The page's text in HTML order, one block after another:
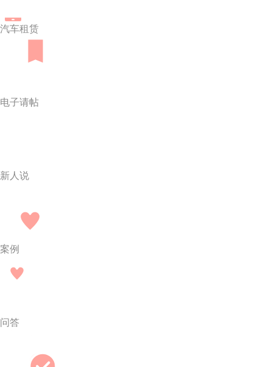
汽车租赁
电子请帖
新人说
案例
问答